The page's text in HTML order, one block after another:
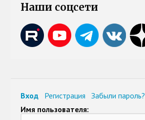
Наши соцсети
Вход Регистрация
Забыли пароль?
Имя пользователя: